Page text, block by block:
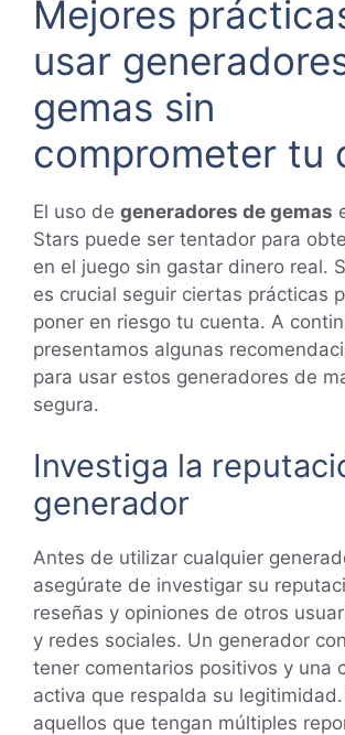
Mejores
usar
gemas sin
comprometer tu
El uso de generadores de gemas
Stars puede ser tentador para
en el juego sin gastar dinero real.
es crucial seguir ciertas prácticas
poner en riesgo tu cuenta. A
presentamos algunas
para usar estos generadores de
segura.
Investiga la
generador
Antes de utilizar cualquier
asegúrate de investigar su
reseñas y opiniones de otros
y redes sociales. Un generador
tener comentarios positivos y una
activa que respalda su legitimidad.
aquellos que tengan múltiples